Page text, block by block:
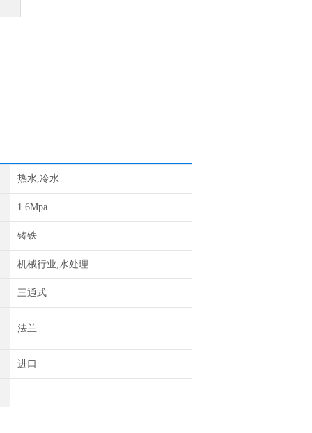
热水,冷水
1.6Mpa
铸铁
机械行业,水处理
三通式
法兰
进口